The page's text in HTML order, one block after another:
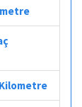
Kilometre